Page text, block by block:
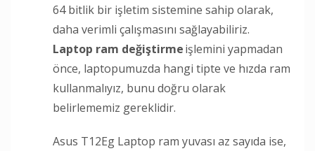
64 bitlik bir işletim sistemine sahip olarak,
daha verimli çalışmasını sağlayabiliriz.
Laptop ram değiştirmeişlemini yapmadan
önce, laptopumuzda hangi tipte ve hızda ram
kullanmalıyız, bunu doğru olarak
belirlememiz gereklidir.
Asus T12Eg Laptop ram yuvası az sayıda ise,